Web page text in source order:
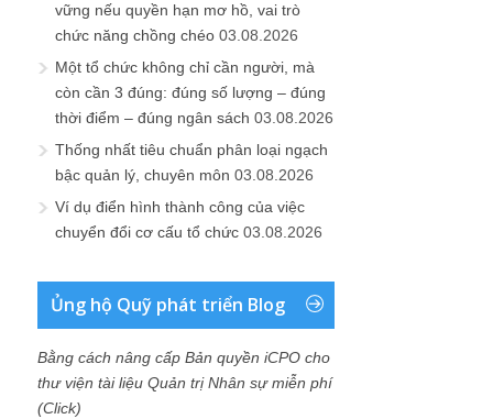
vững nếu quyền hạn mơ hồ, vai trò
chức năng chồng chéo 03.08.2026
Một tổ chức không chỉ cần người, mà
còn cần 3 đúng: đúng số lượng – đúng
thời điểm – đúng ngân sách 03.08.2026
Thống nhất tiêu chuẩn phân loại ngạch
bậc quản lý, chuyên môn 03.08.2026
Ví dụ điển hình thành công của việc
chuyển đổi cơ cấu tổ chức 03.08.2026
Ủng hộ Quỹ phát triển Blog
Bằng cách nâng cấp Bản quyền iCPO cho
thư viện tài liệu Quản trị Nhân sự miễn phí
(Click)